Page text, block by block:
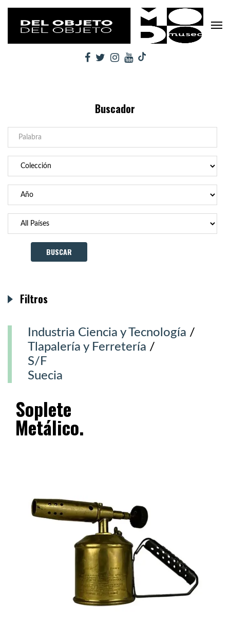
Buscador
Industria Ciencia y Tecnología /
Tlapalería y Ferretería /
S/F
Suecia
Soplete
Metálico.
Filtros